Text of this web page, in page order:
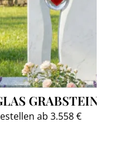
GRABSTEINE
ab 3.558 €